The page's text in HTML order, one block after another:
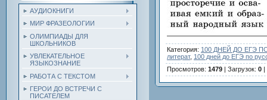
АУДИОКНИГИ
МИР ФРАЗЕОЛОГИИ
ОЛИМПИАДЫ ДЛЯ
ШКОЛЬНИКОВ
УВЛЕКАТЕЛЬНОЕ
ЯЗЫКОЗНАНИЕ
РАБОТА С ТЕКСТОМ
ГЕРОИ ДО ВСТРЕЧИ С
ПИСАТЕЛЕМ
Категория: 100 ДНЕЙ ДО ЕГЭ
литерат, 100 дней до ЕГЭ по
Просмотров: 1479 | Загрузок: 0 |